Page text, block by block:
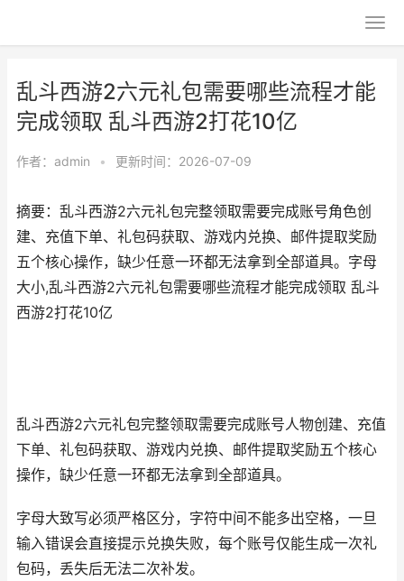
乱斗西游2六元礼包需要哪些流程才能
完成领取 乱斗西游2打花10亿
作者： admin • 更新时间：2026-07-09
摘要：乱斗西游2六元礼包完整领取需要完成账号角色创
建、充值下单、礼包码获取、游戏内兑换、邮件提取奖励
五个核心操作，缺少任意一环都无法拿到全部道具。字母
大小,乱斗西游2六元礼包需要哪些流程才能完成领取 乱斗
西游2打花10亿
乱斗西游2六元礼包完整领取需要完成账号人物创建、充值
下单、礼包码获取、游戏内兑换、邮件提取奖励五个核心
操作，缺少任意一环都无法拿到全部道具。
字母大致写必须严格区分，字符中间不能多出空格，一旦
输入错误会直接提示兑换失败，每个账号仅能生成一次礼
包码，丢失后无法二次补发。